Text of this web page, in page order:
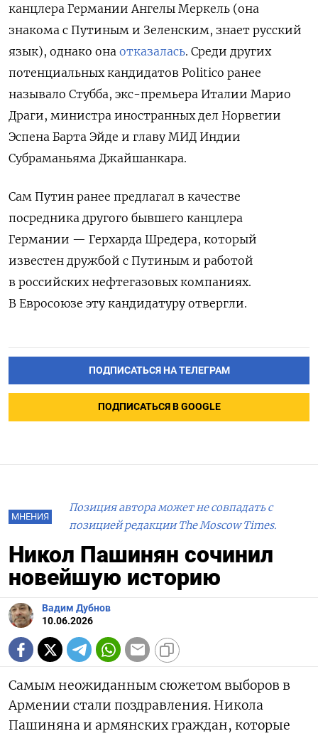
канцлера Германии Ангелы Меркель (она
знакома с Путиным и Зеленским, знает русский
язык), однако она отказалась. Среди других
потенциальных кандидатов Politico ранее
называло Стубба, экс-премьера Италии Марио
Драги, министра иностранных дел Норвегии
Эспена Барта Эйде и главу МИД Индии
Субраманьяма Джайшанкара.
Сам Путин ранее предлагал в качестве
посредника другого бывшего канцлера
Германии — Герхарда Шредера, который
известен дружбой с Путиным и работой
в российских нефтегазовых компаниях.
В Евросоюзе эту кандидатуру отвергли.
ПОДПИСАТЬСЯ НА ТЕЛЕГРАМ
ПОДПИСАТЬСЯ В GOOGLE
МНЕНИЯ
Позиция автора может не совпадать с
позицией редакции The Moscow Times.
Никол Пашинян сочинил
новейшую историю
Вадим Дубнов
10.06.2026
Самым неожиданным сюжетом выборов в
Армении стали поздравления. Никола
Пашиняна и армянских граждан, которые